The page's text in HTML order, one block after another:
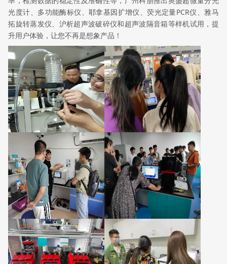
光度计、多功能酶标仪、耶拿基因扩增仪、荧光定量PCR仪、雅马
拓旋转蒸发仪、沪析超声波破碎仪和超声波隔音箱等样机试用，提
升用户体验，让您不再是想象产品！